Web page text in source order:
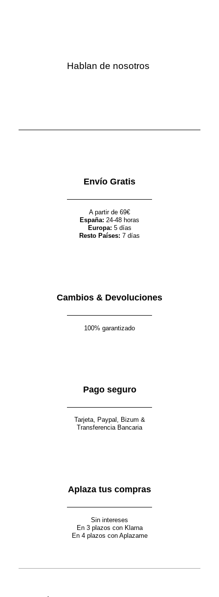
Hablan de nosotros
Envío Gratis
A partir de 69€
España: 24-48 horas
Europa: 5 días
Resto Países: 7 días
Cambios & Devoluciones
100% garantizado
Pago seguro
Tarjeta, Paypal, Bizum &
Transferencia Bancaria
Aplaza tus compras
Sin intereses
En 3 plazos con Klarna
En 4 plazos con Aplazame